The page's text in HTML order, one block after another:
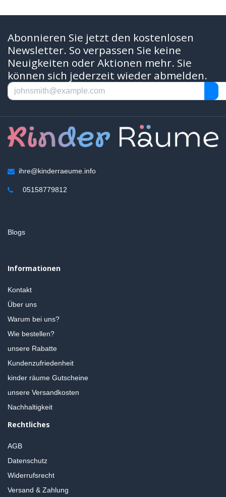
Abonnieren Sie jetzt den kostenlosen
Newsletter. So verpassen Sie keine
Neuigkeiten oder Aktionen mehr. Sie
können sich jederzeit wieder abmelden.
ihre@kinderraeume.info
05158779812
Blogs
Informationen
Kontakt
Über uns
Warum bei uns?
Wie bestellen?
unsere Rabatte
Kundenzufriedenheit
kinder räume Gutscheine
unsere Versandkosten
Nachhaltigkeit
Rechtliches
AGB
Datenschutz
Widerrufsrecht
Versand & Zahlung